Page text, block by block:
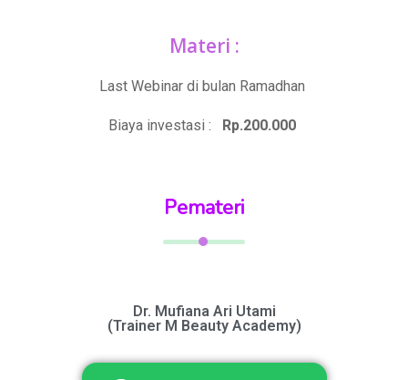
Materi :
Last Webinar di bulan Ramadhan
Biaya investasi : Rp.200.000
Pemateri
Dr. Mufiana Ari Utami
(Trainer M Beauty Academy)